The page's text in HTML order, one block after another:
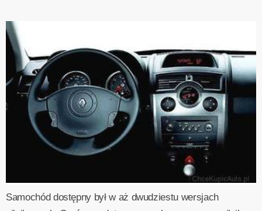
Samochód dostępny był w aż dwudziestu wersjach